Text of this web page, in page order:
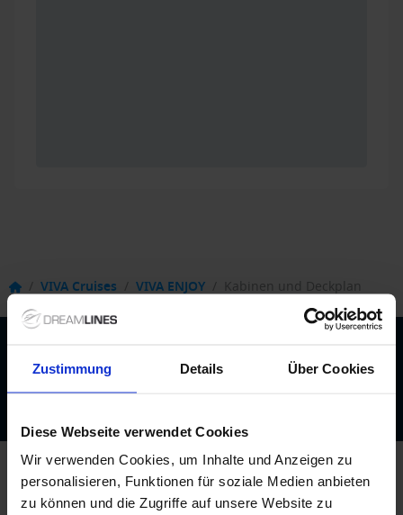
Zustimmung Details Über Cookies
Diese Webseite verwendet Cookies
Wir verwenden Cookies, um Inhalte und Anzeigen zu
personalisieren, Funktionen für soziale Medien anbieten
zu können und die Zugriffe auf unsere Website zu
/ VIVA Cruises / VIVA ENJOY / Kabinen und Deckplan
Bis zu 200 € Bordguthaben
Best-Preis-Garantie